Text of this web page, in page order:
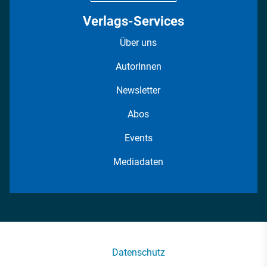
Verlags-Services
Über uns
AutorInnen
Newsletter
Abos
Events
Mediadaten
Datenschutz